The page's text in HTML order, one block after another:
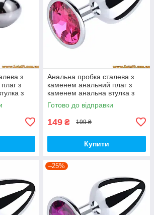
з
з
з
Анальна пробка сталева з
каменем анальний плаг з
каменем анальна втулка з
кристалом метал залізна
Готово до відправки
149 ₴ 199 ₴
Купити
–25%